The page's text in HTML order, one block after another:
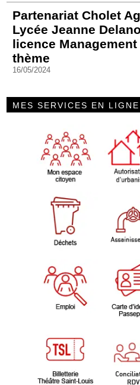
Partenariat Cholet
Lycée Jeanne
licence
thème
16/05/2024
MES SERVICES EN LIGNE